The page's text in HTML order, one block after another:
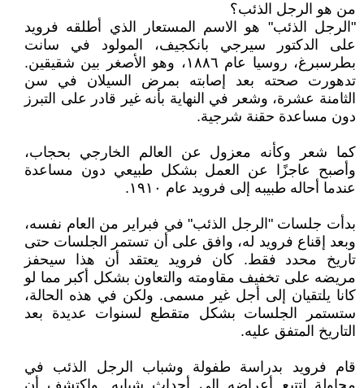
من هو الرجل الذئب؟
"الرجل الذئب" هو الاسم المستعار الذي أطلقه فرويد
على الدكتور سيرجي بانكجيف، المولود في سانت
بطرسبرغ، روسيا عام ١٨٨٦، وهو الأصغر بين شقيقين.
تدهورت صحته بعد إصابته بمرض السيلان في سن
الثامنة عشرة، وشعر في النهاية بأنه غير قادر على التبرز
دون مساعدة حقنة شرجية.
كما شعر وكأنه معزول عن العالم الخارجي بحجاب،
وأصبح عاجزًا عن العمل بشكل طبيعي دون مساعدة
عندما أحاله طبيبه إلى فرويد عام ١٩١٠.
بدأت جلسات "الرجل الذئب" في فبراير من العام نفسه،
وبعد إقناع فرويد له، وافق على أن تستمر الجلسات حتى
تاريخ محدد فقط. كان فرويد يعتقد أن هذا سيحفز
مريضه على تخفيف مقاومته والتعاون بشكل أكبر مما لو
كانا يلتقيان إلى أجل غير مسمى. ولكن في هذه الحالة،
ستستمر الجلسات بشكل متقطع لسنوات عديدة بعد
التاريخ المتفق عليه.
قام فرويد بدراسة طفولة وشباب الرجل الذئب في